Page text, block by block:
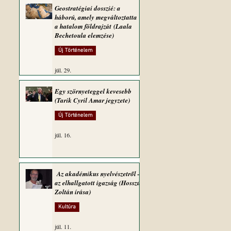
Geostratégiai dosszié: a
háború, amely megváltoztatta
a hatalom földrajzát (Laala
Bechetoula elemzése)
Új Történelem
júl. 29.
Egy szörnyeteggel kevesebb
(Tarik Cyril Amar jegyzete)
Új Történelem
júl. 16.
Az akadémikus nyelvészetről –
az elhallgatott igazság (Hosszú
Zoltán írása)
Kultúra
júl. 11.